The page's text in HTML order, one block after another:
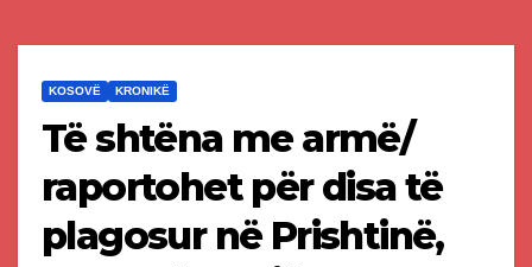
KOSOVË KRONIKË
Të shtëna me armë/
raportohet për disa të
plagosur në Prishtinë,